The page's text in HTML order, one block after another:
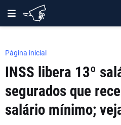
Página inicial
INSS libera 13º
segurados que
salário mínimo;